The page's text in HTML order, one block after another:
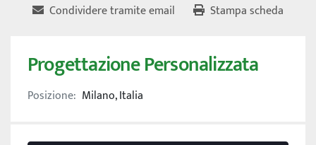
Condividere tramite email Stampa scheda
Progettazione Personalizzata
Posizione: Milano, Italia